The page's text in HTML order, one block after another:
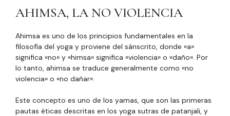
AHIMSA, LA NO VIOLENCIA
Ahimsa es uno de los principios fundamentales en la
filosofía del yoga y proviene del sánscrito, donde «a»
significa «no» y «himsa» significa «violencia» o «daño». Por
lo tanto, ahimsa se traduce generalmente como «no
violencia» o «no dañar».
Este concepto es uno de los yamas, que son las primeras
pautas éticas descritas en los yoga sutras de patanjali, y